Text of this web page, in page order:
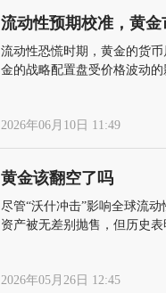
流动性预期校准，黄
流动性恐慌时期，黄金的货
金的战略配置盘受价格波动
2026年06月10日 11:49
黄金该翻空了吗
尽管“沃什冲击”影响全球流
资产被无差别抛售，但历史
2026年05月26日 12:45